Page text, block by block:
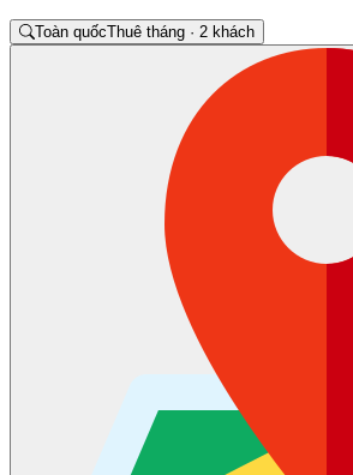
Toàn quốcThuê tháng · 2 khách